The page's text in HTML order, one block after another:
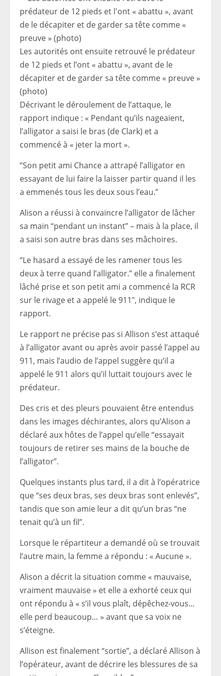
Les autorités ont ensuite retrouvé le prédateur
de 12 pieds et l’ont « abattu », avant de le
décapiter et de garder sa tête comme « preuve »
(photo)
Décrivant le déroulement de l’attaque, le
rapport indique : « Pendant qu’ils nageaient,
l’alligator a saisi le bras (de Clark) et a
commencé à « jeter la mort ».
“Son petit ami Chance a attrapé l’alligator en
essayant de lui faire la laisser partir quand il les
a emmenés tous les deux sous l’eau.”
Alison a réussi à convaincre l’alligator de lâcher
sa main “pendant un instant” – mais à la place, il
a saisi son autre bras dans ses mâchoires.
“Le hasard a essayé de les ramener tous les
deux à terre quand l’alligator.” elle a finalement
lâché prise et son petit ami a commencé la RCR
sur le rivage et a appelé le 911″, indique le
rapport.
Le rapport ne précise pas si Allison s’est attaqué
à l’alligator avant ou après avoir passé l’appel au
911, mais l’audio de l’appel suggère qu’il a
appelé le 911 alors qu’il luttait toujours avec le
prédateur.
Des cris et des pleurs pouvaient être entendus
dans les images déchirantes, alors qu’Alison a
déclaré aux hôtes de l’appel qu’elle “essayait
toujours de retirer ses mains de la bouche de
l’alligator”.
Quelques instants plus tard, il a dit à l’opératrice
que “ses deux bras, ses deux bras sont enlevés”,
tandis que son amie leur a dit qu’un bras “ne
tenait qu’à un fil”.
Lorsque le répartiteur a demandé où se trouvait
l’autre main, la femme a répondu : « Aucune ».
Alison a décrit la situation comme « mauvaise,
vraiment mauvaise » et elle a exhorté ceux qui
ont répondu à « s’il vous plaît, dépêchez-vous…
elle perd beaucoup… » avant que sa voix ne
s’éteigne.
Allison est finalement “sortie”, a déclaré Allison à
l’opérateur, avant de décrire les blessures de sa